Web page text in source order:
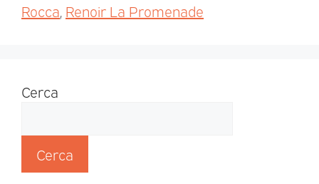
Rocca Renoir La Promenade
Cerca
Cerca